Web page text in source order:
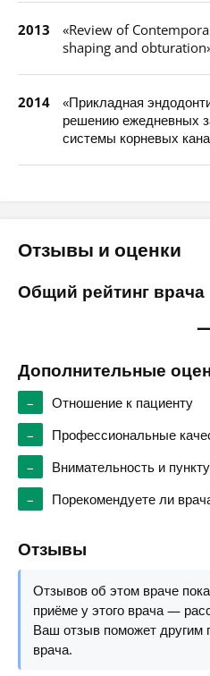
2013
«Review of
shaping and
2014
«Прикладная
решению ежедневных
системы корневых
Отзывы и оценки
Общий рейтинг врача
Дополнительные
–
Отношение к пациенту
–
Профессиональные
–
Внимательность и
–
Порекомендуете ли
Отзывы
Отзывов об этом враче
приёме у этого врача —
Ваш отзыв поможет другим
врача.